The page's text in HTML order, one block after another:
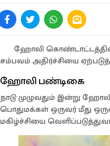
ஹோலி
சம்பவம் அதிர்ச்சியை
ஹோலி பண்டிகை
நாடு முழுவதும் இன்று
பொதுமக்கள் ஒருவர் மீது
மகிழ்ச்சியை